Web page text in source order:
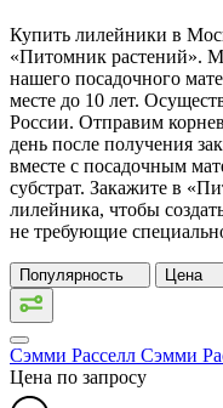
Купить лилейники в
«Питомник растений».
нашего посадочного
месте до 10 лет.
России. Отправим
день после получения
вместе с посадочным
субстрат. Закажите в
лилейника, чтобы
не требующие
Популярность Цена
Сэмми Расселл Сэмми
Цена по запросу